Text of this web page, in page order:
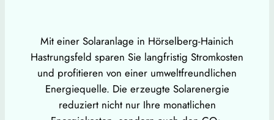
Mit einer Solaranlage in Hörselberg-Hainich
Hastrungsfeld sparen Sie langfristig Stromkosten
und profitieren von einer umweltfreundlichen
Energiequelle. Die erzeugte Solarenergie
reduziert nicht nur Ihre monatlichen